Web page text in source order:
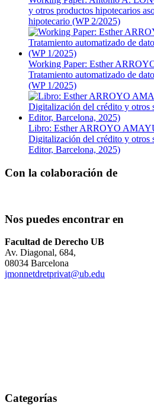
y otros productos hipotecarios
hipotecario (WP 2/2025)
Working Paper: Esther
Tratamiento automatizado de
(WP 1/2025)
Libro: Esther ARROYO
Digitalización del crédito y otros
Editor, Barcelona, 2025)
Con la colaboración de
Nos puedes encontrar en
Facultad de Derecho UB
Av. Diagonal, 684,
08034 Barcelona
jmonnetdretprivat@ub.edu
Categorías